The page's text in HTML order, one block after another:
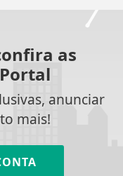
as
anunciar
mais!